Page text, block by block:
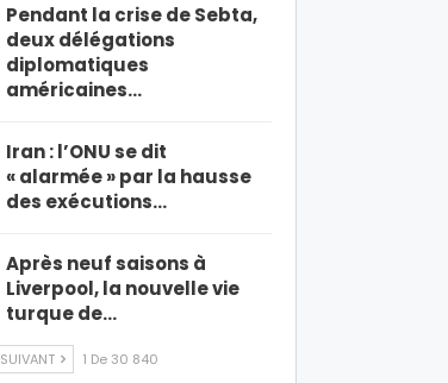
Pendant la crise de Sebta,
deux délégations
diplomatiques
américaines…
Iran : l’ONU se dit
« alarmée » par la hausse
des exécutions…
Après neuf saisons à
Liverpool, la nouvelle vie
turque de…
SUIVANT 1 De 30 840